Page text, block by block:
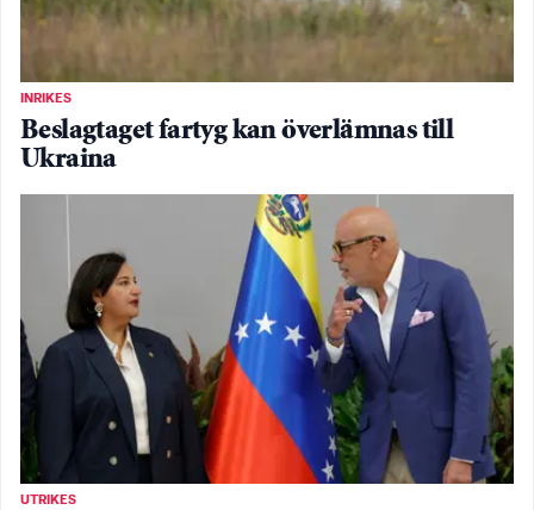
INRIKES
Beslagtaget fartyg kan överlämnas till
Ukraina
UTRIKES